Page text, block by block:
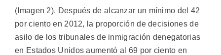
(Imagen 2). Después de alcanzar un mínimo del 42
por ciento en 2012, la proporción de decisiones de
asilo de los tribunales de inmigración denegatorias
en Estados Unidos aumentó al 69 por ciento en